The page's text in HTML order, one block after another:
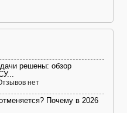
решены: обзор
нет
Почему в 2026